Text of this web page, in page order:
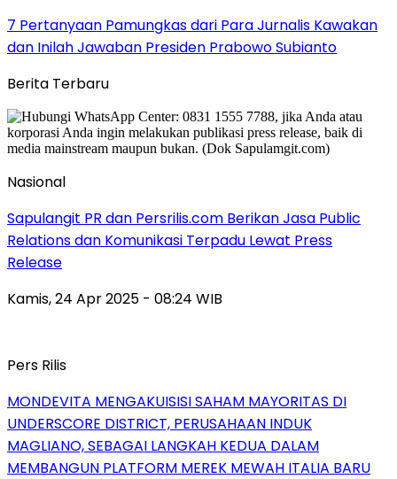
7 Pertanyaan Pamungkas dari Para Jurnalis Kawakan
dan Inilah Jawaban Presiden Prabowo Subianto
Berita Terbaru
Nasional
Sapulangit PR dan Persrilis.com Berikan Jasa Public
Relations dan Komunikasi Terpadu Lewat Press
Release
Kamis, 24 Apr 2025 - 08:24 WIB
Pers Rilis
MONDEVITA MENGAKUISISI SAHAM MAYORITAS DI
UNDERSCORE DISTRICT, PERUSAHAAN INDUK
MAGLIANO, SEBAGAI LANGKAH KEDUA DALAM
MEMBANGUN PLATFORM MEREK MEWAH ITALIA BARU